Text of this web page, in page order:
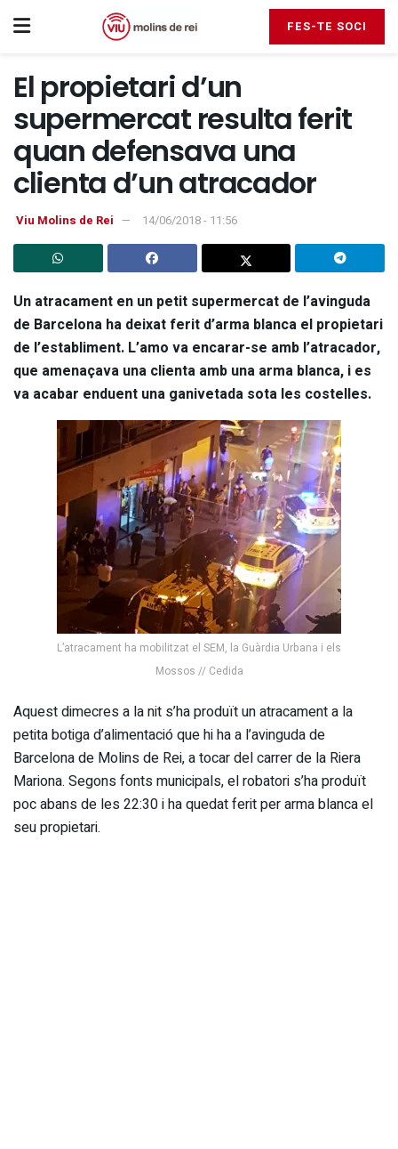
FES-TE SOCI
El propietari d’un
supermercat resulta ferit
quan defensava una
clienta d’un atracador
Viu Molins de Rei 14/06/2018 - 11:56
Un atracament en un petit supermercat de l’avinguda
de Barcelona ha deixat ferit d’arma blanca el propietari
de l’establiment. L’amo va encarar-se amb l’atracador,
que amenaçava una clienta amb una arma blanca, i es
va acabar enduent una ganivetada sota les costelles.
L’atracament ha mobilitzat el SEM, la Guàrdia Urbana i els
Mossos // Cedida
Aquest dimecres a la nit s’ha produït un atracament a la
petita botiga d’alimentació que hi ha a l’avinguda de
Barcelona de Molins de Rei, a tocar del carrer de la Riera
Mariona. Segons fonts municipals, el robatori s’ha produït
poc abans de les 22:30 i ha quedat ferit per arma blanca el
seu propietari.